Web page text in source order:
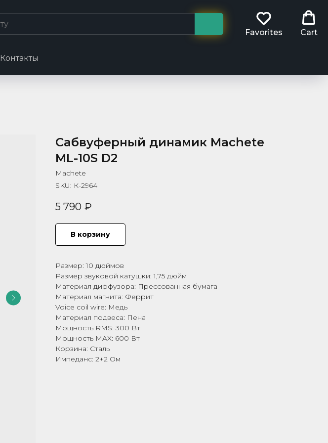
Favorites
Cart
Контакты
Сабвуферный динамик Machete
ML-10S D2
Machete
SKU: К-2964
5 790 ₽
В корзину
Размер: 10 дюймов
Размер звуковой катушки: 1,75 дюйм
Материал диффузора: Прессованная бумага
Материал магнита: Феррит
Voice coil wire: Медь
Материал подвеса: Пена
Мощность RMS: 300 Вт
Мощность MAX: 600 Вт
Корзина: Сталь
Импеданс: 2+2 Ом